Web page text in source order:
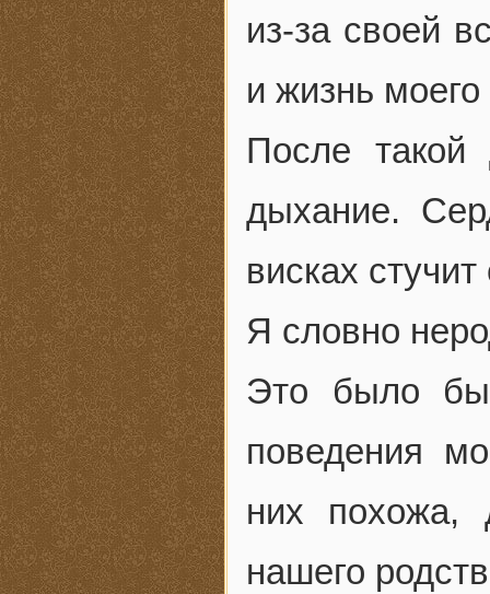
из-за своей
и жизнь
После
дыхание.
висках
Я словно
Это было бы
поведения
них похожа,
нашего